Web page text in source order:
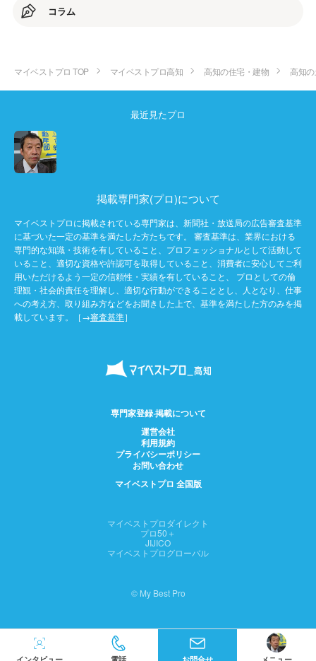
コラム
マイベストプロ TOP マイベストプロ高知 高知の住宅・建物 高知
最近見たプロ
掲載専門家(プロ)について
マイベストプロに掲載されている専門家は、新聞社・放送局の広告審査基準
に基づいた一定の基準を満たした方たちです。 審査基準は、業界における
専門的な知識・技術を有していること、プロフェッショナルとして活動して
いること、適切な資格や許認可を取得していること、消費者に安心してご利
用いただけるよう一定の信頼性・実績を有していること、 プロとしての倫
理観・社会的責任を理解し、適切な行動ができることとし、人となり、仕事
への考え方、取り組み方などをお聞きした上で、基準を満たした方のみを掲
載しています。［→審査基準］
専門家登録·掲載について
運営会社
利用規約
プライバシーポリシー
お問い合わせ
マイベストプロ 全国版
マイベストプロダイレクト
プロ50＋
JIJICO
マイベストプログローバル
© My Best Pro